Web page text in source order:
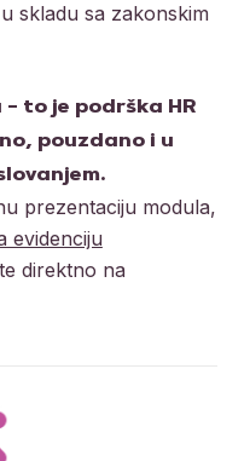
skladu sa zakonskim
to je podrška HR
pouzdano i u
prezentaciju modula,
evidenciju
direktno na